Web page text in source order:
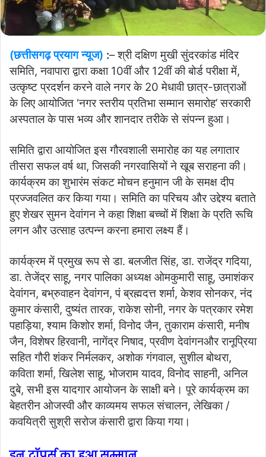
(छत्तीसगढ़ प्रयाग न्यूज) :– श्री दक्षिण मुखी सुंदरकांड मंदिर
समिति, नवापारा द्वारा कक्षा 10वीं और 12वीं की बोर्ड परीक्षा में,
उत्कृष्ट प्रदर्शन करने वाले नगर के 20 मेधावी छात्र-छात्राओं
के लिए आयोजित ‘नगर स्तरीय प्रतिभा सम्मान समारोह’ सरकारी
अस्पताल के पास भव्य और शानदार तरीके से संपन्न हुआ।
समिति द्वारा आयोजित इस गौरवशाली समारोह का यह लगातार
तीसरा सफल वर्ष था, जिसकी नगरवासियों ने खूब सराहना की।
कार्यक्रम का शुभारंम संकट मोचन हनुमान जी के समक्ष दीप
प्रज्जवलित कर किया गया।समिति का परिचय और उद्देश्य बताते
हुए शेखर सुमन देवांगन ने कहा शिक्षा बच्चों में शिक्षा के प्रति रूचि
लगन और उत्साह उत्पन्न करना हमारा लक्ष्य हैं।
कार्यक्रम में प्रमुख रूप से डा. बलजीत सिंह, डा. राजेंद्र गदिया,
डा. तेजेंद्र साहू, नगर पालिका अध्यक्ष ओमकुमारी साहू, उमाशंकर
देवांगन, बभ्रुवाहन देवांगन, पं ब्रह्मदत्त शर्मा, केशव सोनकर, नंद
कुमार कंसारी, दुष्यंत तारक, राकेश सोनी, नगर के पत्रकार रमेश
पहाड़िया, श्याम किशोर शर्मा, विनोद जैन, तुकाराम कंसारी, मनीष
जैन, विशेषर हिरवानी, नागेंद्र निषाद, प्रवीण देवांगनऔर रानूप्रिया
सहित गौरी शंकर निर्मलकर, अशोक गंगवाल, सुशील बोथरा,
कविता शर्मा, खिलेश साहू, भोजराम यादव, विनोद साहनी, अनिल
दुबे, सभी इस यादगार आयोजन के साक्षी बने। पूरे कार्यक्रम का
बेहतरीन ओजस्वी और काव्यमय सफल संचालन, लेखिका /
कवयित्री सुश्री सरोज कंसारी द्वारा किया गया।